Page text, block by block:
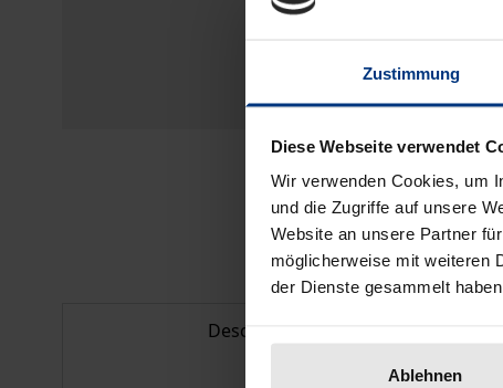
Zustimmung
Diese Webseite verwendet
Wir verwenden Cookies, um
und die Zugriffe auf unsere
Website an unsere Partner
möglicherweise mit weiteren
der Dienste gesammelt
Ablehnen
Description